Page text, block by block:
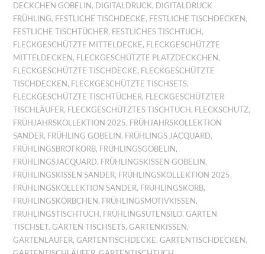
DECKCHEN GOBELIN , DIGITALDRUCK, DIGITALDRUCK
FRÜHLING, FESTLICHE TISCHDECKE, FESTLICHE TISCHDECKEN ,
FESTLICHE TISCHTÜCHER, FESTLICHES TISCHTUCH ,
FLECKGESCHÜTZTE MITTELDECKE, FLECKGESCHÜTZTE
MITTELDECKEN , FLECKGESCHÜTZTE PLATZDECKCHEN ,
FLECKGESCHÜTZTE TISCHDECKE, FLECKGESCHÜTZTE
TISCHDECKEN , FLECKGESCHÜTZTE TISCHSETS,
FLECKGESCHÜTZTE TISCHTÜCHER, FLECKGESCHÜTZTER
TISCHLÄUFER, FLECKGESCHÜTZTES TISCHTUCH , FLECKSCHUTZ,
FRÜHJAHRSKOLLEKTION 2025, FRÜHJAHRSKOLLEKTION
SANDER, FRÜHLING GOBELIN , FRÜHLINGS JACQUARD,
FRÜHLINGSBROTKORB, FRÜHLINGSGOBELIN ,
FRÜHLINGSJACQUARD, FRÜHLINGSKISSEN GOBELIN ,
FRÜHLINGSKISSEN SANDER, FRÜHLINGSKOLLEKTION 2025,
FRÜHLINGSKOLLEKTION SANDER, FRÜHLINGSKORB,
FRÜHLINGSKÖRBCHEN , FRÜHLINGSMOTIVKISSEN ,
FRÜHLINGSTISCHTUCH , FRÜHLINGSUTENSILO,GARTEN
TISCHSET,GARTEN TISCHSETS,GARTENKISSEN ,
GARTENLÄUFER,GARTENTISCHDECKE,GARTENTISCHDECKEN ,